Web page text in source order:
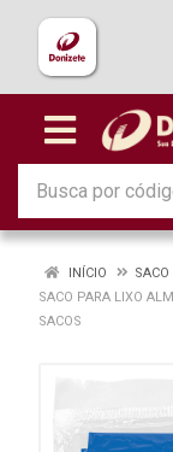
INÍCIO
SACO PARA LIXO
SACOS